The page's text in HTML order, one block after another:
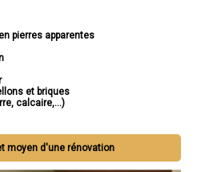
pierres apparentes
et briques
calcaire,...)
moyen d'une rénovation